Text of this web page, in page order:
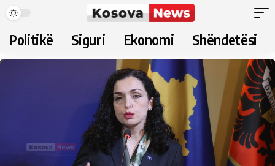
Politikë Siguri Ekonomi Shëndetësi